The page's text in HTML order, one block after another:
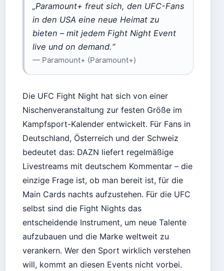
„Paramount+ freut sich, den UFC-Fans
in den USA eine neue Heimat zu
bieten – mit jedem Fight Night Event
live und on demand.“
— Paramount+ (Paramount+)
Die UFC Fight Night hat sich von einer
Nischenveranstaltung zur festen Größe im
Kampfsport-Kalender entwickelt. Für Fans in
Deutschland, Österreich und der Schweiz
bedeutet das: DAZN liefert regelmäßige
Livestreams mit deutschem Kommentar – die
einzige Frage ist, ob man bereit ist, für die
Main Cards nachts aufzustehen. Für die UFC
selbst sind die Fight Nights das
entscheidende Instrument, um neue Talente
aufzubauen und die Marke weltweit zu
verankern. Wer den Sport wirklich verstehen
will, kommt an diesen Events nicht vorbei.